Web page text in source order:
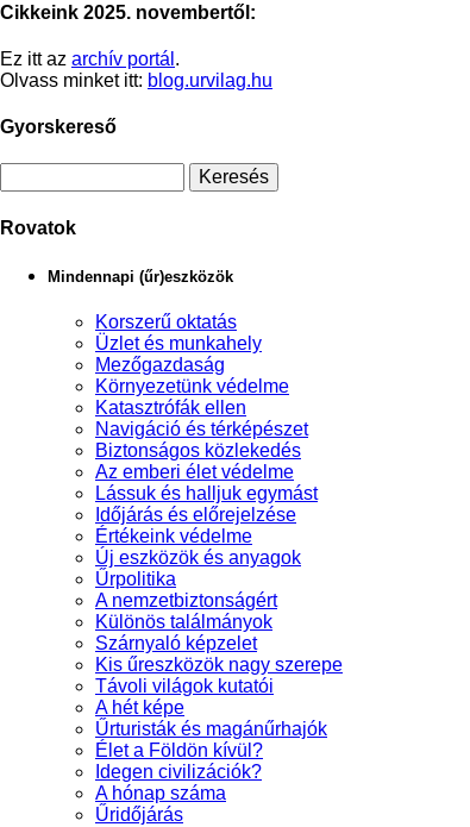
Cikkeink 2025. novembertől:
Ez itt az archív portál .
Olvass minket itt: blog.urvilag.hu
Gyorskereső
Rovatok
Mindennapi (űr)eszközök
Korszerű oktatás
Üzlet és munkahely
Mezőgazdaság
Környezetünk védelme
Katasztrófák ellen
Navigáció és térképészet
Biztonságos közlekedés
Az emberi élet védelme
Lássuk és halljuk egymást
Időjárás és előrejelzése
Értékeink védelme
Új eszközök és anyagok
Űrpolitika
A nemzetbiztonságért
Különös találmányok
Szárnyaló képzelet
Kis űreszközök nagy szerepe
Távoli világok kutatói
A hét képe
Űrturisták és magánűrhajók
Élet a Földön kívül?
Idegen civilizációk?
A hónap száma
Űridőjárás